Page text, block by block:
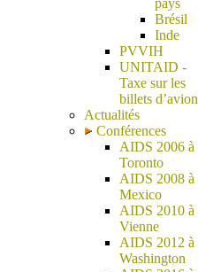
pays
Brésil
Inde
PVVIH
UNITAID -
Taxe sur les
billets d’avion
Actualités
Conférences
AIDS 2006 à
Toronto
AIDS 2008 à
Mexico
AIDS 2010 à
Vienne
AIDS 2012 à
Washington